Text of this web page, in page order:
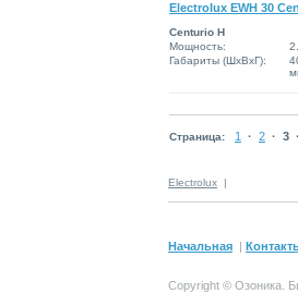
Electrolux EWH 30
Centurio H
Мощность:
Габариты (ШxВxГ):
Страница: 1 · 2 · 3
Electrolux |
Начальная |
Copyright © Озоника.